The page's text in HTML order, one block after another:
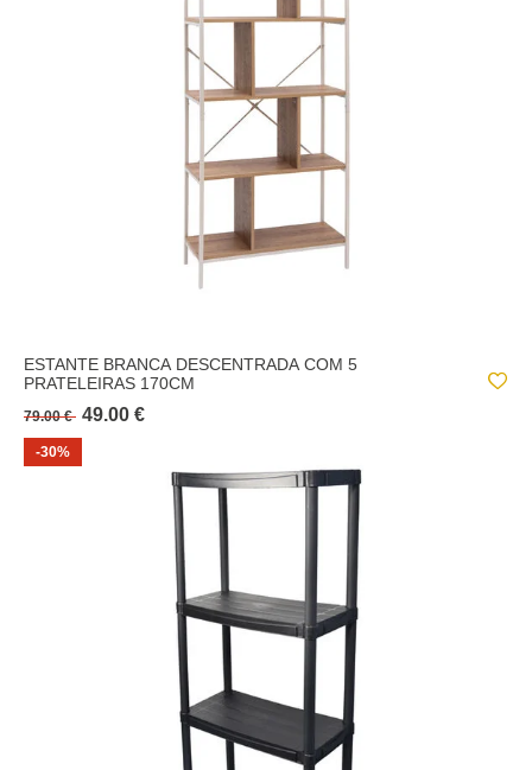
ESTANTE BRANCA DESCENTRADA COM 5
PRATELEIRAS 170CM
79.00 € 49.00 €
-30%